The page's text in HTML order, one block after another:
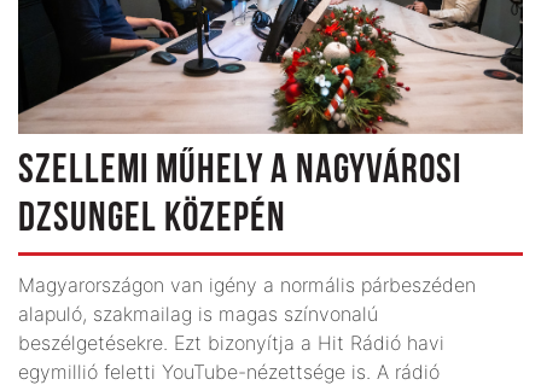
SZELLEMI MŰHELY A NAGYVÁROSI
DZSUNGEL KÖZEPÉN
Magyarországon van igény a normális párbeszéden
alapuló, szakmailag is magas színvonalú
beszélgetésekre. Ezt bizonyítja a Hit Rádió havi
egymillió feletti YouTube-nézettsége is. A rádió